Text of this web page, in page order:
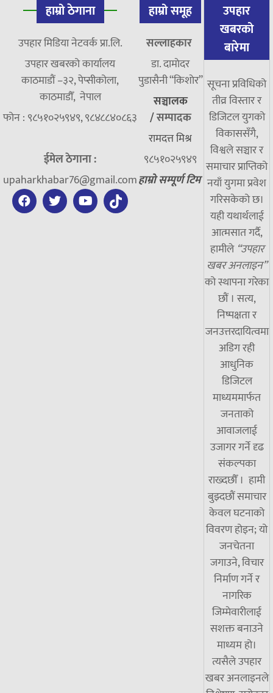
हाम्रो ठेगाना
उपहार मिडिया नेटवर्क प्रा.लि.
उपहार खबरको कार्यालय
काठमाडौं –३२, पेप्सीकोला,
काठमाडौँ, नेपाल
फोन : ९८५१०२५९४९, ९८४८८४०८६३
ईमेल ठेगाना :
upaharkhabar76@gmail.com
हाम्रो समूह
सल्लाहकार
डा. दामाेदर
पुडासैनी “किशाेर”
सञ्चालक
/सम्पादक
रामदत्त मिश्र
९८५१०२५९४९
हाम्रो सम्पूर्ण टिम
उपहार
खबरको
बारेमा
सूचना प्रविधिको
तीव्र विस्तार र
डिजिटल युगको
विकाससँगै,
विश्वले सञ्चार र
समाचार प्राप्तिको
नयाँ युगमा प्रवेश
गरिसकेको छ।
यही यथार्थलाई
आत्मसात गर्दै,
हामीले “उपहार
खबर अनलाइन”
को स्थापना गरेका
छौं । सत्य,
निष्पक्षता र
जनउत्तरदायित्वमा
अडिग रही
आधुनिक
डिजिटल
माध्यममार्फत
जनताको
आवाजलाई
उजागर गर्ने दृढ
संकल्पका
राख्दछौँ । हामी
बुझ्दछौं समाचार
केवल घटनाको
विवरण होइन; यो
जनचेतना
जगाउने, विचार
निर्माण गर्ने र
नागरिक
जिम्मेवारीलाई
सशक्त बनाउने
माध्यम हो।
त्यसैले उपहार
खबर अनलाइनले